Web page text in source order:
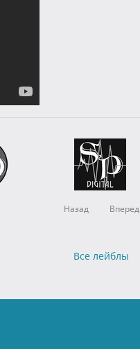
Назад Вперед
Все лейблы